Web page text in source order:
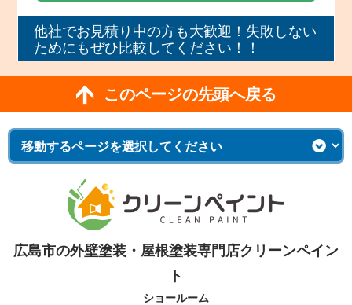
他社でお見積り中の方も大歓迎！失敗しない
ためにもぜひ比較してください！！
このページの先頭へ戻る
広島市の外壁塗装・屋根塗装専門店クリーンペイン
ト
ショールーム